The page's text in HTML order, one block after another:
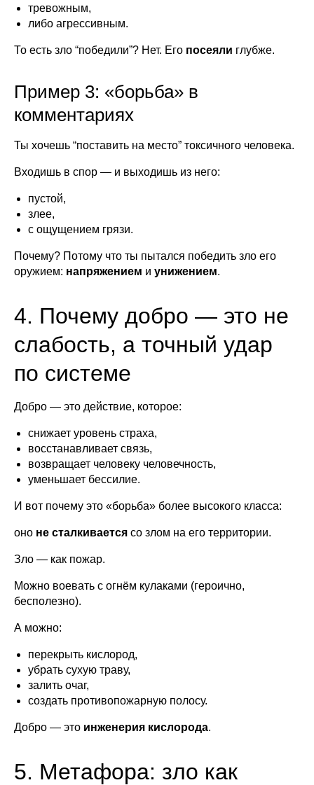
тревожным,
либо агрессивным.
То есть зло “победили”? Нет. Его посеяли глубже.
Пример 3: «борьба» в
комментариях
Ты хочешь “поставить на место” токсичного человека.
Входишь в спор — и выходишь из него:
пустой,
злее,
с ощущением грязи.
Почему? Потому что ты пытался победить зло его
оружием: напряжением и унижением.
4. Почему добро — это не
слабость, а точный удар
по системе
Добро — это действие, которое:
снижает уровень страха,
восстанавливает связь,
возвращает человеку человечность,
уменьшает бессилие.
И вот почему это «борьба» более высокого класса:
оно не сталкивается со злом на его территории.
Зло — как пожар.
Можно воевать с огнём кулаками (героично,
бесполезно).
А можно:
перекрыть кислород,
убрать сухую траву,
залить очаг,
создать противопожарную полосу.
Добро — это инженерия кислорода.
5. Метафора: зло как